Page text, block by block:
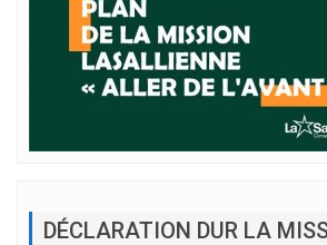
DÉCLARATION DUR LA